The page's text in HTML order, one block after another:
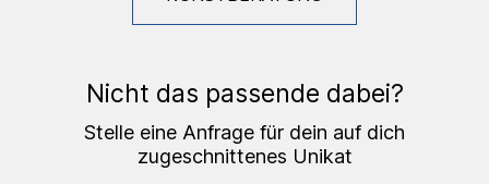
Nicht das passende dabei?
Stelle eine Anfrage für dein auf dich
zugeschnittenes Unikat